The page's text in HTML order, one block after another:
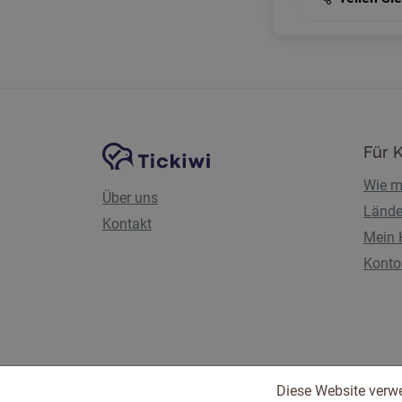
Website-NavigationTickiwi-Plattform
Über uns
Kontakt
Für
Wie
Mein
Diese Website